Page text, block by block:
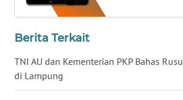
Berita Terkait
TNI AU dan Kementerian PKP Bahas
di Lampung
WN
LAMPUNG
WN
JATENG